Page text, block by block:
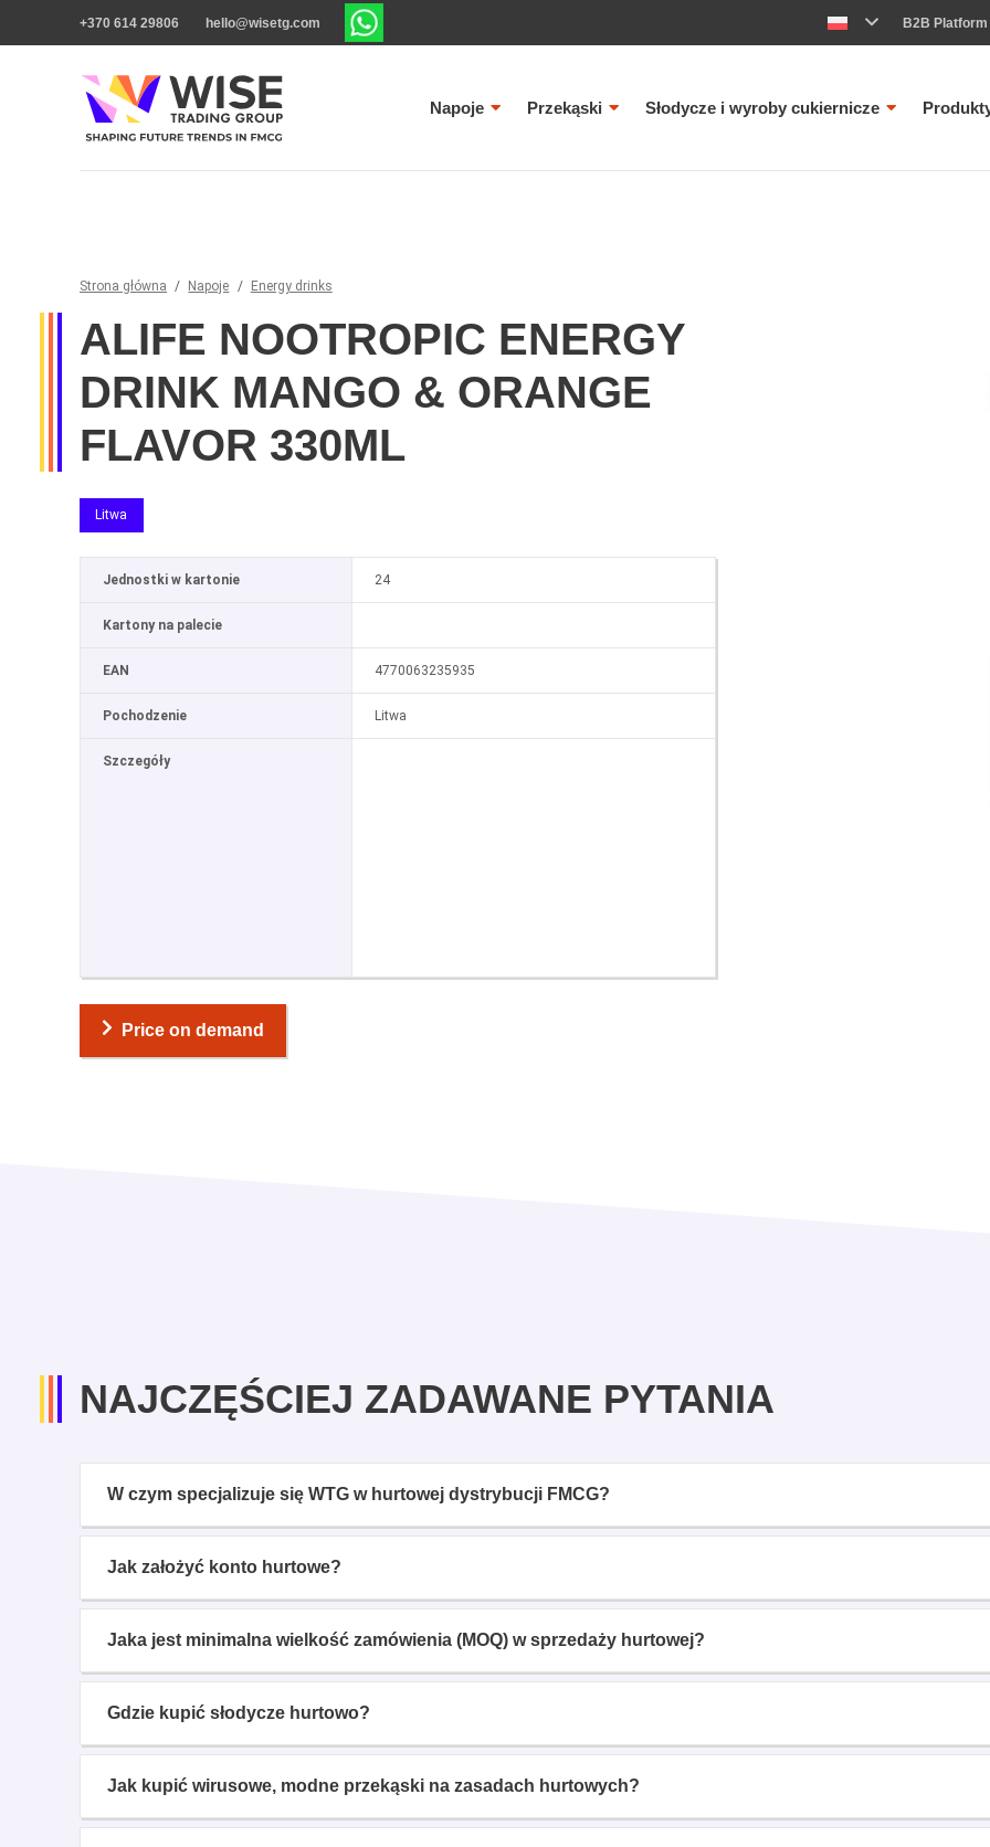
+370 614 29806 hello@wisetg.com B2B Platform
Napoje Przekąski Słodycze i wyroby cukiernicze
Strona główna / Napoje / Energy drinks
ALIFE NOOTROPIC ENERGY
DRINK MANGO & ORANGE
FLAVOR 330ML
Litwa
Jednostki w kartonie 24
Kartony na palecie
EAN 4770063235935
Pochodzenie Litwa
Szczegóły
Price on demand
NAJCZĘŚCIEJ ZADAWANE PYTANIA
W czym specjalizuje się WTG w hurtowej dystrybucji FMCG?
Jak założyć konto hurtowe?
Jaka jest minimalna wielkość zamówienia (MOQ) w sprzedaży hurtowej?
Gdzie kupić słodycze hurtowo?
Jak kupić wirusowe, modne przekąski na zasadach hurtowych?